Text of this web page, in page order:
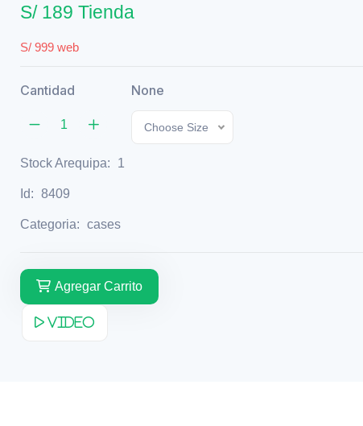
S/ 189 Tienda
S/ 999 web
Cantidad None
Choose Size
Stock Arequipa: 1
Id: 8409
Categoria: cases
Agregar Carrito
Video